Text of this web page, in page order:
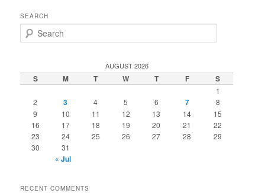
SEARCH
e
c
h
AUGUST 2026
S M T W T F S
1
2
3 4 5 6 7
8
9
10 11 12 13 14
15
16
17 18 19 20 21
22
23
24 25 26 27 28
29
30
31
« Jul
RECENT COMMENTS